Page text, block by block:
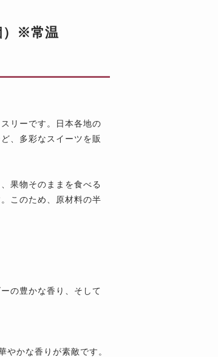
）※常温
リーです。日本各地の
、多彩なスイーツを販
果物そのままを食べる
このため、原材料の半
の豊かな香り、そして
かな香りが素敵です。